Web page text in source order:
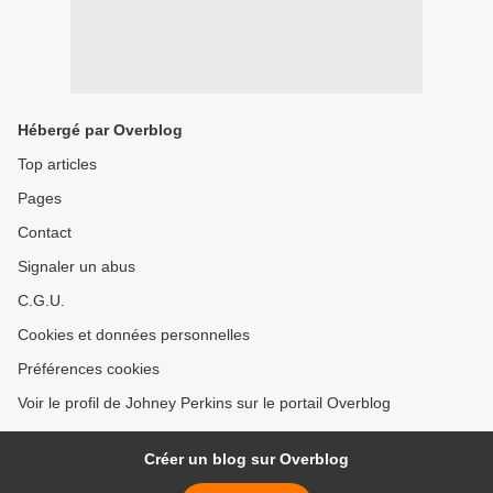
Hébergé par Overblog
Top articles
Pages
Contact
Signaler un abus
C.G.U.
Cookies et données personnelles
Préférences cookies
Voir le profil de Johney Perkins sur le portail Overblog
Créer un blog sur Overblog